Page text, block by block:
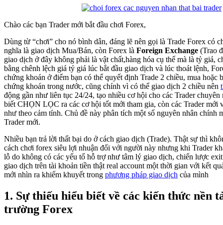
Chào các bạn Trader mới bắt đầu chơi Forex,
Dùng từ “chơi” cho nó bình dân, đáng lẽ nên gọi là Trade Forex có
nghĩa là giao dịch Mua/Bán, còn Forex là Foreign Exchange (Trao
giao dịch ở đây không phải là vật chất,hàng hóa cụ thể mà là tỷ giá,
bằng chênh lệch giá tỷ giá lúc bắt đầu giao dịch và lúc thoát lệnh,
chứng khoán ở điểm bạn có thể quyết định Trade 2 chiều, mua hoặc
chứng khoán trong nước, cũng chính vì có thể giao dịch 2 chiều nên
động gần như liên tục 24/24, tạo nhiều cơ hội cho các Trader
biết CHỌN LỌC ra các cơ hội tốt mới tham gia, còn các Trader mới
như theo cảm tính. Chủ đề này phân tích một số nguyên nhân chính
Trader mới.
Nhiều bạn trả lời thất bại do ở cách giao dịch (Trade). Thật sự thì
cách chơi forex siêu lợi nhuận đối với người này nhưng khi Trader
lỗ do không có các yếu tố hỗ trợ như tâm lý giao dịch, chiến lược
giao dịch trên tài khoản tiền thật real account một thời gian với kết
mới nhìn ra khiếm khuyết trong phương pháp giao dịch của mình
1. Sự thiếu hiểu biết về các kiến thức nền
trường Forex